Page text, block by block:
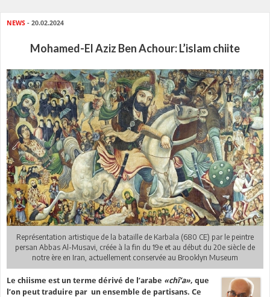
NEWS - 20.02.2024
Mohamed-El Aziz Ben Achour: L’islam chiite
Représentation artistique de la bataille de Karbala (680 CE) par le peintre
persan Abbas Al-Musavi, créée à la fin du 19e et au début du 20e siècle de
notre ère en Iran, actuellement conservée au Brooklyn Museum
Le chiisme est un terme dérivé de l’arabe «chî’a», que
l’on peut traduire par un ensemble de partisans. Ce